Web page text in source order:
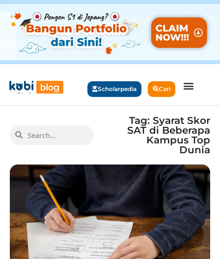
Scholarpedia Cari
Tag: Syarat Skor
SAT di Beberapa
Kampus Top
Dunia